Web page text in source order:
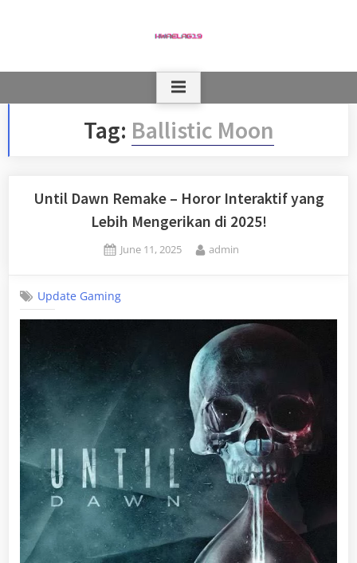
Tag: Ballistic Moon
Until Dawn Remake – Horor Interaktif yang
Lebih Mengerikan di 2025!
Posted
June 11, 2025 By
admin
Update Gaming